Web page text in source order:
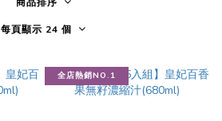
每頁顯示 24 個
全店熱銷NO.1